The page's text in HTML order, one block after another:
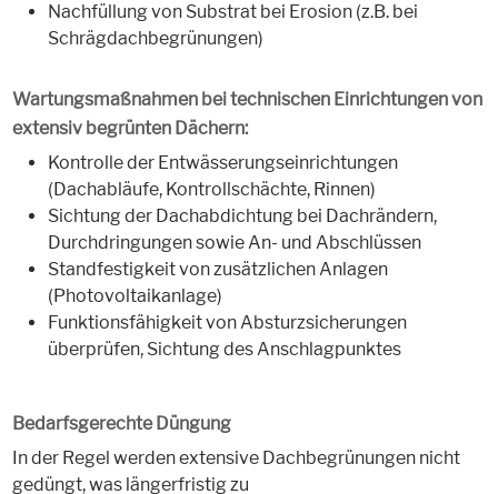
Nachfüllung von Substrat bei Erosion (z.B. bei
Schrägdachbegrünungen)
Wartungsmaßnahmen bei technischen Einrichtungen von
extensiv begrünten Dächern:
Kontrolle der Entwässerungseinrichtungen
(Dachabläufe, Kontrollschächte, Rinnen)
Sichtung der Dachabdichtung bei Dachrändern,
Durchdringungen sowie An- und Abschlüssen
Standfestigkeit von zusätzlichen Anlagen
(Photovoltaikanlage)
Funktionsfähigkeit von Absturzsicherungen
überprüfen, Sichtung des Anschlagpunktes
Bedarfsgerechte Düngung
In der Regel werden extensive Dachbegrünungen nicht
gedüngt, was längerfristig zu